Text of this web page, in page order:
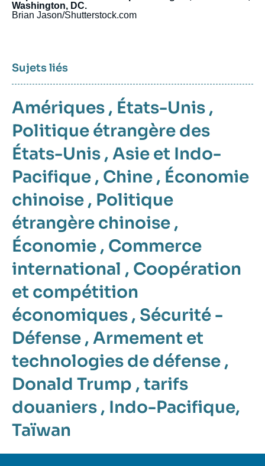
Washington, DC.
Brian Jason/Shutterstock.com
Sujets liés
Amériques , États-Unis ,
Politique étrangère des
États-Unis , Asie et Indo-
Pacifique , Chine , Économie
chinoise , Politique
étrangère chinoise ,
Économie , Commerce
international , Coopération
et compétition
économiques , Sécurité -
Défense , Armement et
technologies de défense ,
Donald Trump , tarifs
douaniers , Indo-Pacifique,
Taïwan